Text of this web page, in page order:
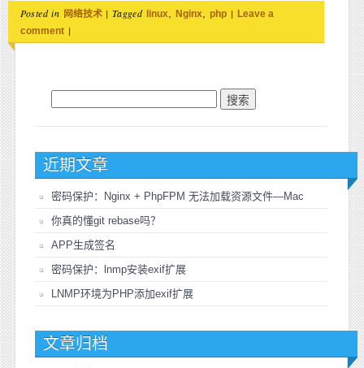
Posted in 网络技术 | Tagged linux Nginx php | Leave a
comment |
近期文章
密码保护：Nginx + PhpFPM 无法加载资源文件—Mac
你真的懂git rebase吗？
APP生成签名
密码保护：lnmp安装exif扩展
LNMP环境为PHP添加exif扩展
文章归档